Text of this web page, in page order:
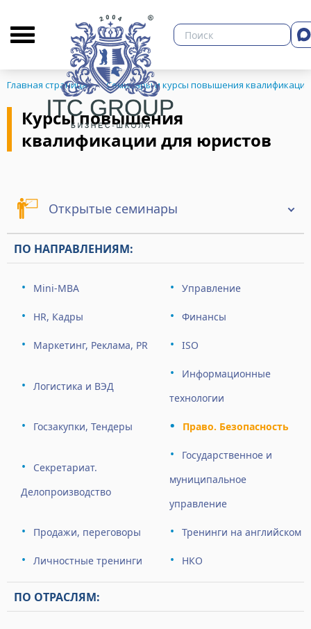
О бизнес-школе Библиотека
Главная страница Семинары и курсы повышения квалификации
Курсы повышения
квалификации для юристов
Открытые семинары
ПО НАПРАВЛЕНИЯМ:
Mini-MBA Управление
HR, Кадры Финансы
Маркетинг, Реклама, PR ISO
Логистика и ВЭД
Информационные
технологии
Госзакупки, Тендеры Право. Безопасность
Секретариат.
Делопроизводство
Государственное и
муниципальное
управление
Продажи, переговоры Тренинги на английском
Личностные тренинги НКО
ПО ОТРАСЛЯМ: